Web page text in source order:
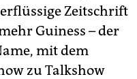
Zeitschrift
Guiness – der
mit dem
zu Talkshow